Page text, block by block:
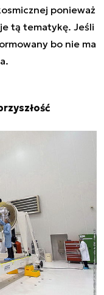
ponieważ
tą tematykę. Jeśli
bo nie ma